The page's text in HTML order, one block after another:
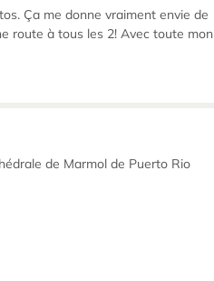
Ça me donne vraiment envie de
route à tous les 2! Avec toute mon
de Marmol de Puerto Rio